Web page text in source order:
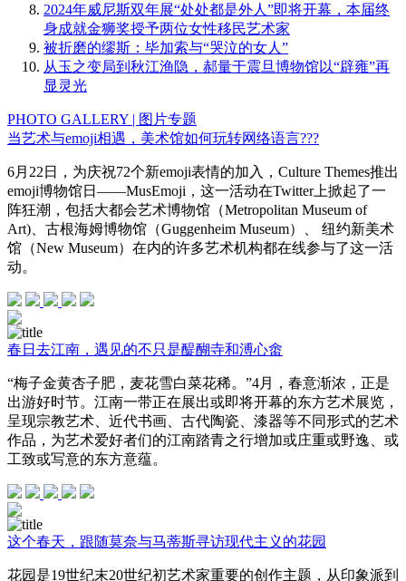
2024年威尼斯双年展“处处都是外人”即将开幕，本届终
身成就金狮奖授予两位女性移民艺术家
被折磨的缪斯：毕加索与“哭泣的女人”
从玉之变局到秋江渔隐，郝量于震旦博物馆以“辟雍”再
显灵光
PHOTO GALLERY | 图片专题
当艺术与emoji相遇，美术馆如何玩转网络语言???
6月22日，为庆祝72个新emoji表情的加入，Culture Themes推出
emoji博物馆日——MusEmoji，这一活动在Twitter上掀起了一
阵狂潮，包括大都会艺术博物馆（Metropolitan Museum of
Art)、古根海姆博物馆（Guggenheim Museum）、 纽约新美术
馆（New Museum）在内的许多艺术机构都在线参与了这一活
动。
春日去江南，遇见的不只是醍醐寺和溥心畬
“梅子金黄杏子肥，麦花雪白菜花稀。”4月，春意渐浓，正是
出游好时节。江南一带正在展出或即将开幕的东方艺术展览，
呈现宗教艺术、近代书画、古代陶瓷、漆器等不同形式的艺术
作品，为艺术爱好者们的江南踏青之行增加或庄重或野逸、或
工致或写意的东方意蕴。
这个春天，跟随莫奈与马蒂斯寻访现代主义的花园
花园是19世纪末20世纪初艺术家重要的创作主题，从印象派到